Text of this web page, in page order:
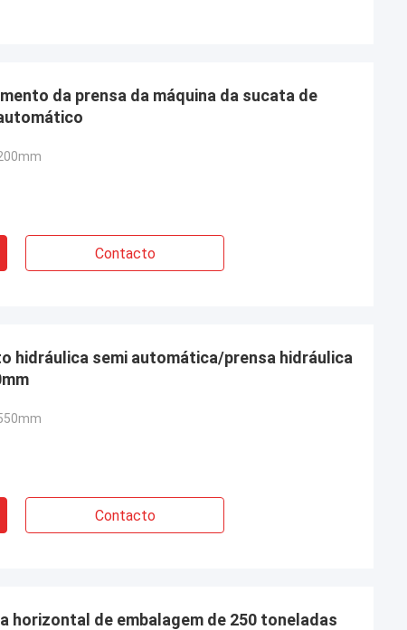
da prensa da máquina da sucata de
Contacto
hidráulica semi automática/prensa hidráulica
Contacto
horizontal de embalagem de 250 toneladas